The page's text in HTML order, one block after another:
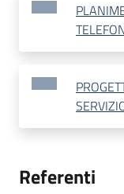
Referenti